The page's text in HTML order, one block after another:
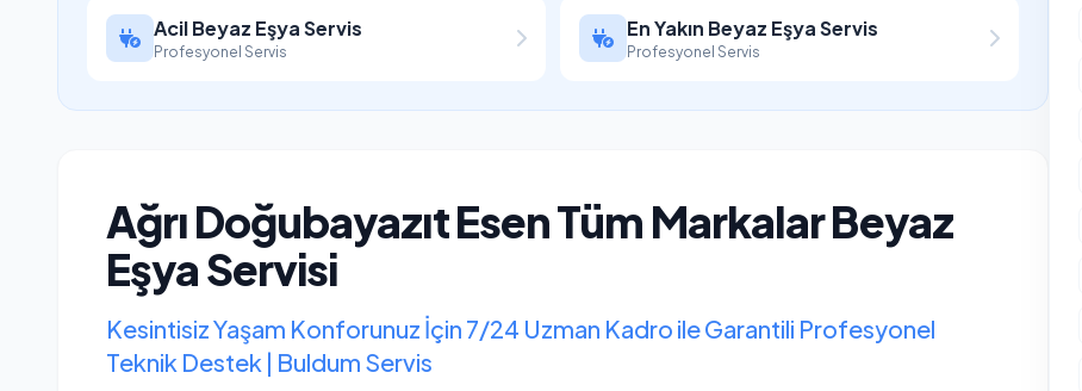
Acil Beyaz Eşya Servis
Profesyonel Servis
En Yakın Beyaz Eşya Servis
Profesyonel Servis
Ağrı Doğubayazıt Esen Tüm Markalar Beyaz
Eşya Servisi
Kesintisiz Yaşam Konforunuz İçin 7/24 Uzman Kadro ile Garantili Profesyonel
Teknik Destek | Buldum Servis